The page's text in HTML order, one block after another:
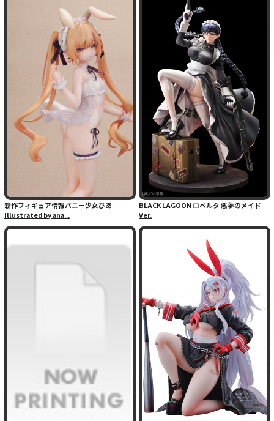
新作フィギュア情報バニー少女ぴあ
Illustrated by ana...
BLACK LAGOON ロベルタ 悪夢のメイド
Ver.